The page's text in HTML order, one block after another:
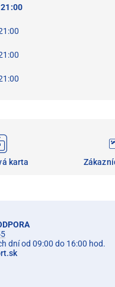
karta
dní od 09:00 do 16:00 hod.